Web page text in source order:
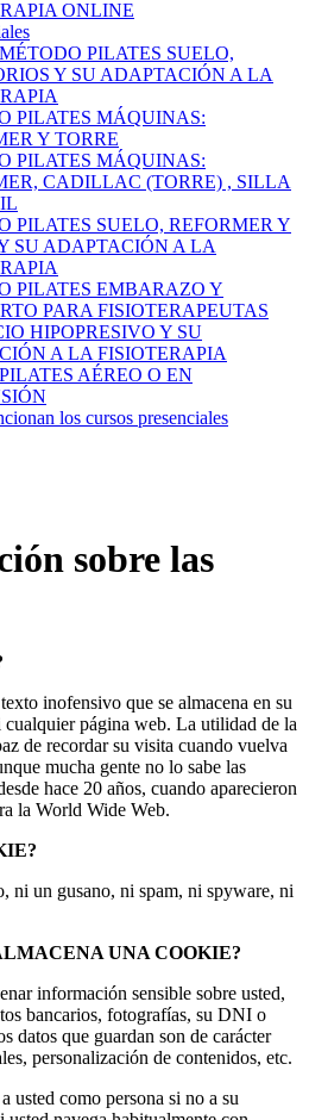
ONLINE
PILATES SUELO,
Y SU ADAPTACIÓN A LA
PILATES MÁQUINAS:
Y TORRE
PILATES MÁQUINAS:
CADILLAC (TORRE) , SILLA
PILATES SUELO, REFORMER Y
SU ADAPTACIÓN A LA
PILATES EMBARAZO Y
PARA FISIOTERAPEUTAS
HIPOPRESIVO Y SU
A LA FISIOTERAPIA
AÉREO O EN
los cursos presenciales
sobre las
inofensivo que se almacena en su
cualquier página web. La utilidad de la
de recordar su visita cuando vuelva
mucha gente no lo sabe las
hace 20 años, cuando aparecieron
la World Wide Web.
ni un gusano, ni spam, ni spyware, ni
UNA COOKIE?
información sensible sobre usted,
bancarios, fotografías, su DNI o
datos que guardan son de carácter
personalización de contenidos, etc.
usted como persona si no a su